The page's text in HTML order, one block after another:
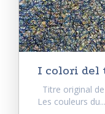
I colori del
Titre original
Les couleurs du...